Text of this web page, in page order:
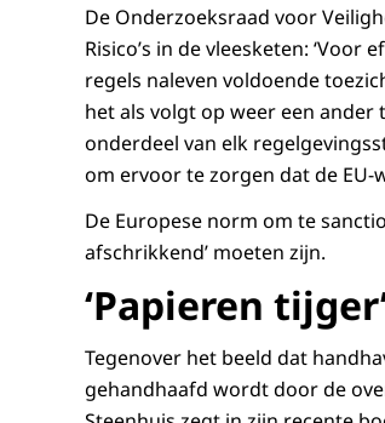
De Onderzoeksraad voor
Risico’s in de vleesketen:
regels naleven voldoende
het als volgt op weer een ander
onderdeel van elk
om ervoor te zorgen dat de EU-
De Europese norm om te
afschrikkend’ moeten zijn.
‘Papieren
Tegenover het beeld dat
gehandhaafd wordt door de